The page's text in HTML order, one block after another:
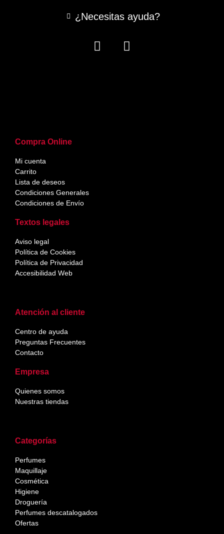
Categorías
Perfumes
Maquillaje
Cosmética
Higiene
Droguería
Perfumes descatalogados
Ofertas
Atención al cliente
Centro de ayuda
Preguntas Frecuentes
Contacto
Empresa
Quienes somos
Nuestras tiendas
Compra Online
Mi cuenta
Carrito
Lista de deseos
Condiciones Generales
Condiciones de Envío
Textos legales
Aviso legal
Política de Cookies
Política de Privacidad
Accesibilidad Web
¿Necesitas ayuda?